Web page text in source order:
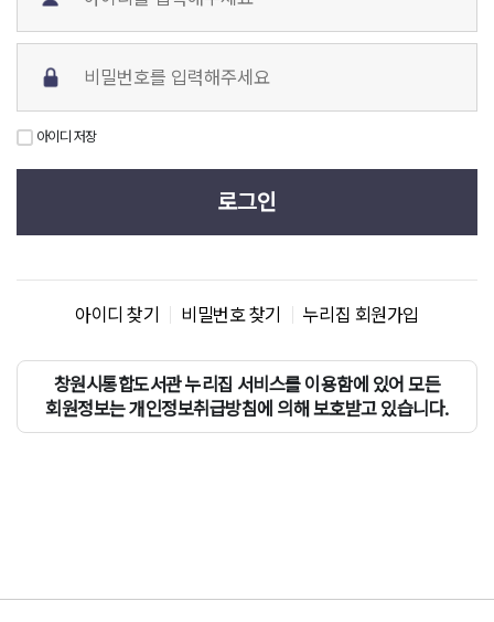
아이디 저장
로그인
아이디 찾기 비밀번호 찾기 누리집 회원가입
창원시통합도서관 누리집 서비스를 이용함에 있어 모든
회원정보는 개인정보취급방침에 의해 보호받고 있습니다.